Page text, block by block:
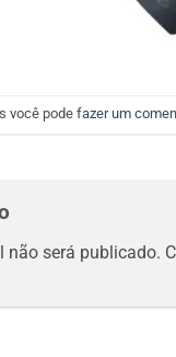
você pode fazer um
não será publicado.